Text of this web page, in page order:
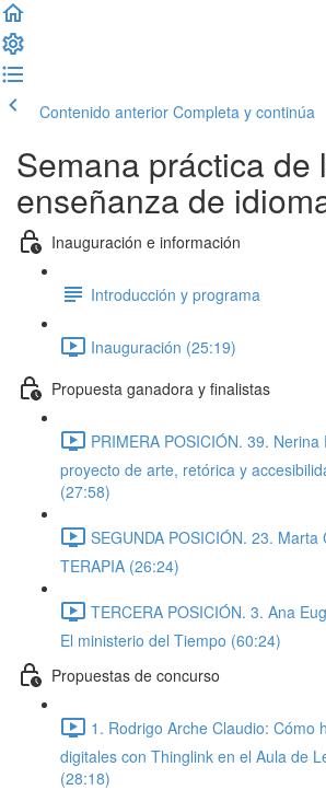
Contenido anterior Completa y continúa
Semana práctica de
enseñanza de
Inauguración e información
Introducción y programa
Inauguración (25:19)
Propuesta ganadora y finalistas
PRIMERA POSICIÓN. 39.
proyecto de arte, retórica y
(27:58)
SEGUNDA POSICIÓN. 23. Marta
TERAPIA (26:24)
TERCERA POSICIÓN. 3. Ana
El ministerio del Tiempo (60:24)
Propuestas de concurso
1. Rodrigo Arche Claudio: Cómo
digitales con Thinglink en el Aula de
(28:18)